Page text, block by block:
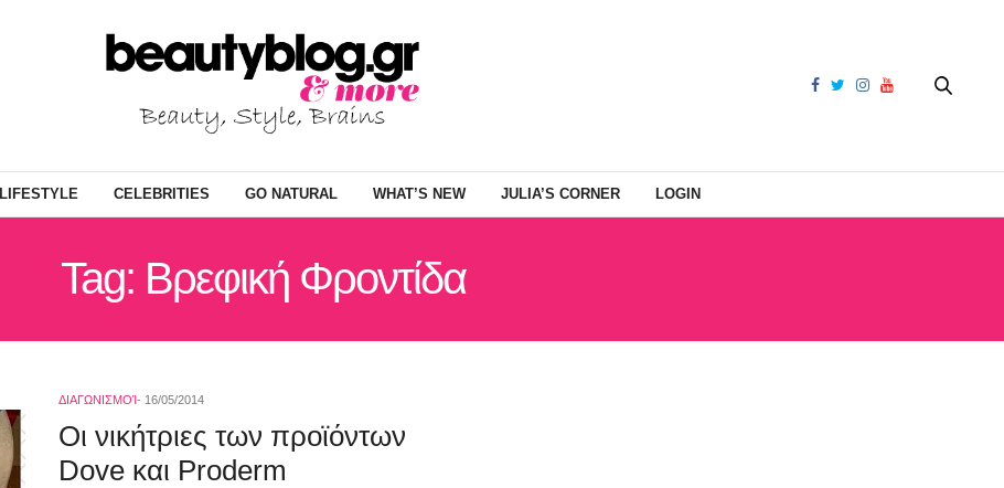
LIFESTYLE CELEBRITIES GO NATURAL WHAT’S NEW JULIA’S CORNER LOGIN
Tag: Βρεφική Φροντίδα
ΔΙΑΓΩΝΙΣΜΟΊ 16/05/2014
Οι νικήτριες των προϊόντων
Dove και Proderm